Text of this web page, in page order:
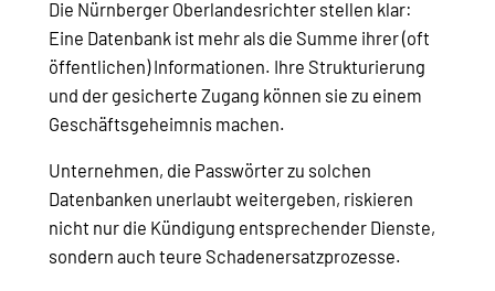
Die Nürnberger Oberlandesrichter stellen klar:
Eine Datenbank ist mehr als die Summe ihrer (oft
öffentlichen) Informationen. Ihre Strukturierung
und der gesicherte Zugang können sie zu einem
Geschäftsgeheimnis machen.
Unternehmen, die Passwörter zu solchen
Datenbanken unerlaubt weitergeben, riskieren
nicht nur die Kündigung entsprechender Dienste,
sondern auch teure Schadenersatzprozesse.